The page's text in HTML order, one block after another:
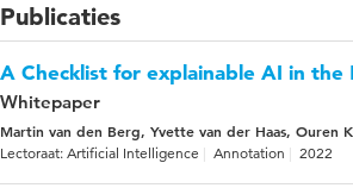
Publicaties
A Checklist for explainable AI in the
Whitepaper
Martin van den Berg, Yvette van der Haas, Ouren
Lectoraat: Artificial Intelligence Annotation 2022